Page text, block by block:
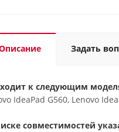
Задать
к следующим
IdeaPad G560, Lenovo
совместимостей